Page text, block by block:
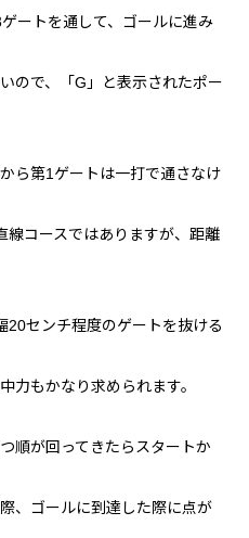
ートを通して、ゴールに進み
ので、「G」と表示されたポー
ら第1ゲートは一打で通さなけ
線コースではありますが、距離
20センチ程度のゲートを抜ける
力もかなり求められます。
順が回ってきたらスタートか
、ゴールに到達した際に点が